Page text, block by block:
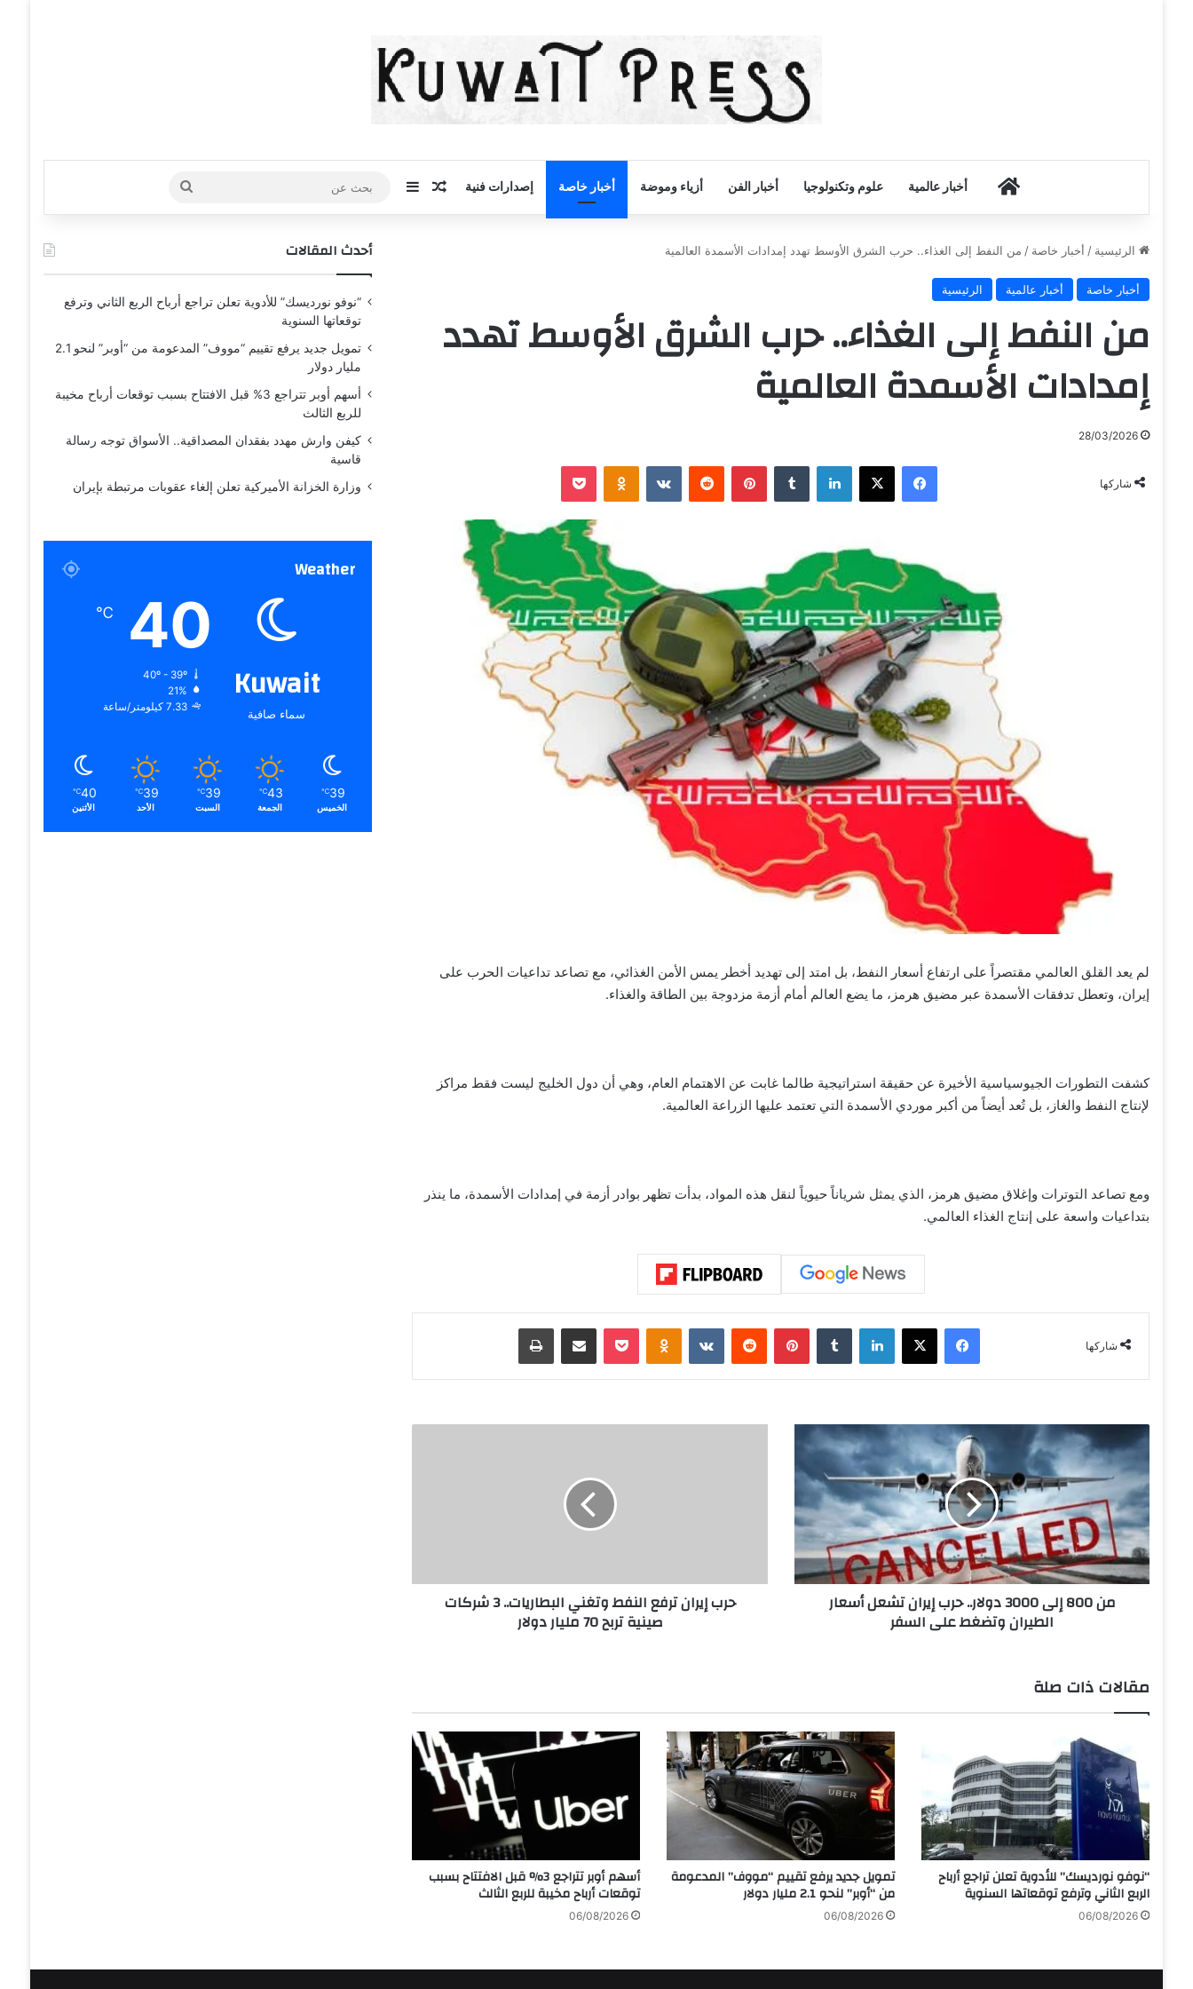
أخبار الكويت
أخبار عالمية علوم وتكنولوجيا أخبار الفن أزياء وموضة أخبار خاصة إصدارات فنية مقال عشوائي
إضافة عمود جانبي
بحث
عن
الرئيسية / أخبار خاصة / من النفط إلى الغذاء.. حرب الشرق الأوسط تهدد إمدادات الأسمدة العالمية
أخبار خاصة أخبار عالمية الرئيسية
من النفط إلى الغذاء.. حرب الشرق الأوسط تهدد
إمدادات الأسمدة العالمية
28/03/2026
شاركها
فيسبوك ‫X لينكدإن ‏Tumblr بينتيريست ‏Reddit
‏VKontakte
Odnoklassniki
‫Pocket
لم يعد القلق العالمي مقتصراً على ارتفاع أسعار النفط، بل امتد إلى تهديد أخطر يمس الأمن الغذائي، مع تصاعد تداعيات الحرب على
إيران، وتعطل تدفقات الأسمدة عبر مضيق هرمز، ما يضع العالم أمام أزمة مزدوجة بين الطاقة والغذاء.
كشفت التطورات الجيوسياسية الأخيرة عن حقيقة استراتيجية طالما غابت عن الاهتمام العام، وهي أن دول الخليج ليست فقط مراكز
لإنتاج النفط والغاز، بل تُعد أيضاً من أكبر موردي الأسمدة التي تعتمد عليها الزراعة العالمية.
ومع تصاعد التوترات وإغلاق مضيق هرمز، الذي يمثل شرياناً حيوياً لنقل هذه المواد، بدأت تظهر بوادر أزمة في إمدادات الأسمدة، ما ينذر
بتداعيات واسعة على إنتاج الغذاء العالمي.
شاركها
فيسبوك ‫X لينكدإن ‏Tumblr بينتيريست ‏Reddit
‏VKontakte
Odnoklassniki
‫Pocket مشاركة عبر البريد طباعة
م
0
0
إ
ى
3
ل
ا
ح
ر
ب
إ
ي
ر
ا
ن
ع
من 800 إلى 3000 دولار.. حرب إيران تشعل أسعار
الطيران وتضغط على السفر
ت
ف
ط
و
ت
غ
ن
ي
ا
ل
ب
ط
ا
حرب إيران ترفع النفط وتغني البطاريات.. 3 شركات
صينية تربح 70 مليار دولار
مقالات ذات صلة
“نوفو نورديسك” للأدوية تعلن تراجع أرباح
الربع الثاني وترفع توقعاتها السنوية
06/08/2026
تمويل جديد يرفع تقييم “مووف” المدعومة
من “أوبر” لنحو 2.1 مليار دولار
06/08/2026
أسهم أوبر تتراجع 3% قبل الافتتاح بسبب
توقعات أرباح مخيبة للربع الثالث
06/08/2026
أحدث المقالات
“نوفو نورديسك” للأدوية تعلن تراجع أرباح الربع الثاني وترفع
توقعاتها السنوية
تمويل جديد يرفع تقييم “مووف” المدعومة من “أوبر” لنحو 2.1
مليار دولار
أسهم أوبر تتراجع 3% قبل الافتتاح بسبب توقعات أرباح مخيبة
للربع الثالث
كيفن وارش مهدد بفقدان المصداقية.. الأسواق توجه رسالة
قاسية
وزارة الخزانة الأميركية تعلن إلغاء عقوبات مرتبطة بإيران
Weather
Kuwait
سماء صافية
40
℃
40º - 39º
21%
7.33 كيلومتر/ساعة
39
℃
الخميس
43
℃
الجمعة
39
℃
السبت
39
℃
الأحد
40
℃
الأثنين